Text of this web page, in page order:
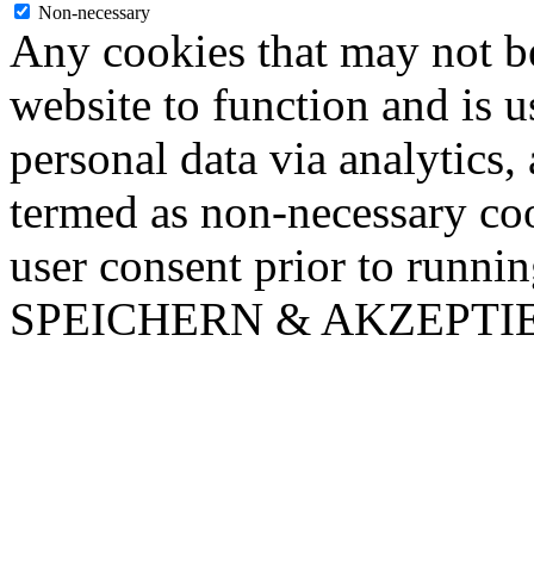
Non-necessary
Any cookies that may not
website to function and is
personal data via analytics,
termed as non-necessary
user consent prior to
SPEICHERN &